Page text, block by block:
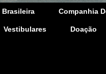
Brasileira Companhia
Vestibulares Doação